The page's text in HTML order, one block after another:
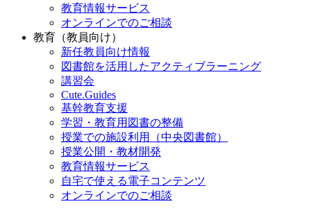
教育情報サービス
オンラインでのご相談
教育（教員向け）
新任教員向け情報
図書館を活用したアクティブラーニング
講習会
Cute.Guides
基幹教育支援
学習・教育用図書の整備
授業での施設利用（中央図書館）
授業公開・教材開発
教育情報サービス
自宅で使える電子コンテンツ
オンラインでのご相談